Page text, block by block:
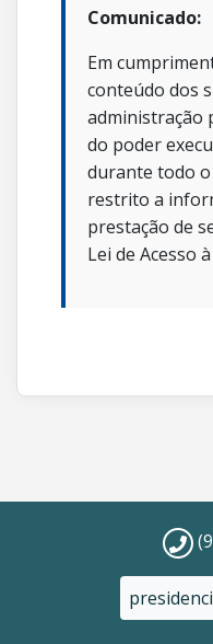
Comunicado:
Em
conteúdo dos
administração
do poder
durante todo
restrito a
prestação de
Lei de Acesso